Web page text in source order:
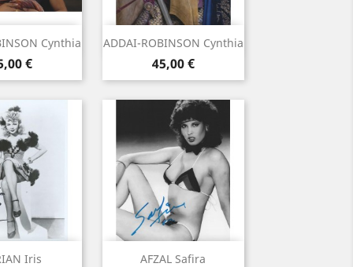
Cynthia
€
rapide ADDAI-ROBINSON Cynthia
Prix
45,00 €
Aperçu rapide
Iris
rapide AFZAL Safira
Aperçu rapide